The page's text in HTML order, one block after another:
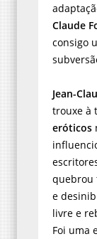
Claude
consigo
Jean-
trouxe à
eróticos
quebrou
e
livre e
Foi uma